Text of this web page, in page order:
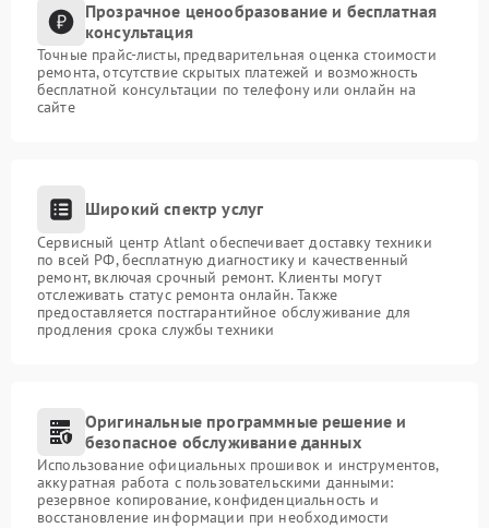
Прозрачное ценообразование и бесплатная
консультация
Точные прайс-листы, предварительная оценка стоимости
ремонта, отсутствие скрытых платежей и возможность
бесплатной консультации по телефону или онлайн на
сайте
Широкий спектр услуг
Сервисный центр Atlant обеспечивает доставку техники
по всей РФ, бесплатную диагностику и качественный
ремонт, включая срочный ремонт. Клиенты могут
отслеживать статус ремонта онлайн. Также
предоставляется постгарантийное обслуживание для
продления срока службы техники
Оригинальные программные решение и
безопасное обслуживание данных
Использование официальных прошивок и инструментов,
аккуратная работа с пользовательскими данными:
резервное копирование, конфиденциальность и
восстановление информации при необходимости